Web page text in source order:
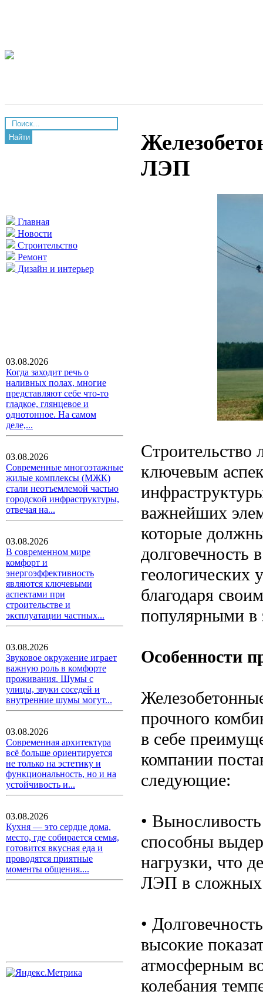
Найти
Главная
Новости
Строительство
Ремонт
Дизайн и интерьер
03.08.2026
Когда заходит речь о
наливных полах, многие
представляют себе что-то
гладкое, глянцевое и
однотонное. На самом
деле,...
03.08.2026
Современные многоэтажные
жилые комплексы (МЖК)
стали неотъемлемой частью
городской инфраструктуры,
отвечая на...
03.08.2026
В современном мире
комфорт и
энергоэффективность
являются ключевыми
аспектами при
строительстве и
эксплуатации частных...
03.08.2026
Звуковое окружение играет
важную роль в комфорте
проживания. Шумы с
улицы, звуки соседей и
внутренние шумы могут...
03.08.2026
Современная архитектура
всё больше ориентируется
не только на эстетику и
функциональность, но и на
устойчивость и...
03.08.2026
Кухня — это сердце дома,
место, где собирается семья,
готовится вкусная еда и
проводятся приятные
моменты общения....
ЛЭП
Строительство
ключевым
важнейших
которые
долговечность
геологических
благодаря
популярными в
Особенности
прочного
в себе
компании
следующие:
•
способны
нагрузки, что
ЛЭП в сложных
•
высокие
атмосферным
колебания